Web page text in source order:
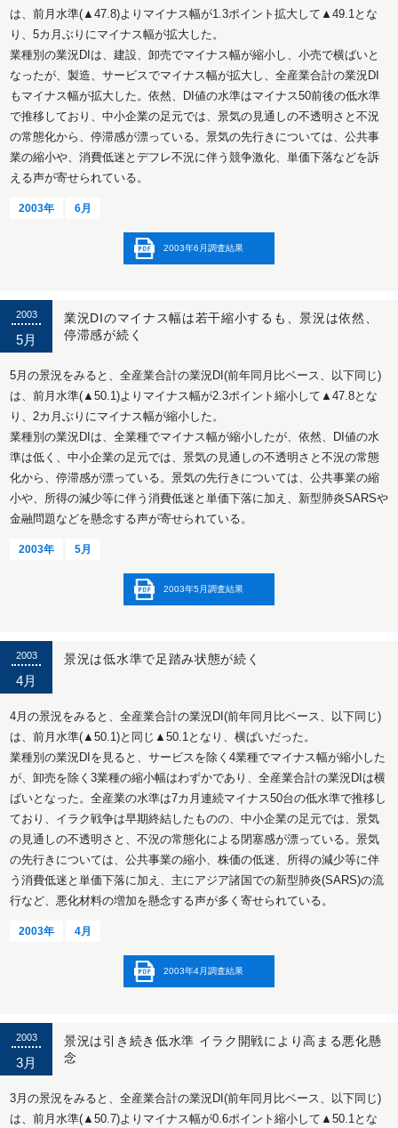
は、前月水準(▲47.8)よりマイナス幅が1.3ポイント拡大して▲49.1とな
り、5カ月ぶりにマイナス幅が拡大した。
業種別の業況DIは、建設、卸売でマイナス幅が縮小し、小売で横ばいと
なったが、製造、サービスでマイナス幅が拡大し、全産業合計の業況DI
もマイナス幅が拡大した。依然、DI値の水準はマイナス50前後の低水準
で推移しており、中小企業の足元では、景気の見通しの不透明さと不況
の常態化から、停滞感が漂っている。景気の先行きについては、公共事
業の縮小や、消費低迷とデフレ不況に伴う競争激化、単価下落などを訴
える声が寄せられている。
2003年 6月
2003年6月調査結果
2003
5月
業況DIのマイナス幅は若干縮小するも、景況は依然、
停滞感が続く
5月の景況をみると、全産業合計の業況DI(前年同月比ベース、以下同じ)
は、前月水準(▲50.1)よりマイナス幅が2.3ポイント縮小して▲47.8とな
り、2カ月ぶりにマイナス幅が縮小した。
業種別の業況DIは、全業種でマイナス幅が縮小したが、依然、DI値の水
準は低く、中小企業の足元では、景気の見通しの不透明さと不況の常態
化から、停滞感が漂っている。景気の先行きについては、公共事業の縮
小や、所得の減少等に伴う消費低迷と単価下落に加え、新型肺炎SARSや
金融問題などを懸念する声が寄せられている。
2003年 5月
2003年5月調査結果
2003
4月
景況は低水準で足踏み状態が続く
4月の景況をみると、全産業合計の業況DI(前年同月比ベース、以下同じ)
は、前月水準(▲50.1)と同じ▲50.1となり、横ばいだった。
業種別の業況DIを見ると、サービスを除く4業種でマイナス幅が縮小した
が、卸売を除く3業種の縮小幅はわずかであり、全産業合計の業況DIは横
ばいとなった。全産業の水準は7カ月連続マイナス50台の低水準で推移し
ており、イラク戦争は早期終結したものの、中小企業の足元では、景気
の見通しの不透明さと、不況の常態化による閉塞感が漂っている。景気
の先行きについては、公共事業の縮小、株価の低迷、所得の減少等に伴
う消費低迷と単価下落に加え、主にアジア諸国での新型肺炎(SARS)の流
行など、悪化材料の増加を懸念する声が多く寄せられている。
2003年 4月
2003年4月調査結果
2003
3月
景況は引き続き低水準 イラク開戦により高まる悪化懸
念
3月の景況をみると、全産業合計の業況DI(前年同月比ベース、以下同じ)
は、前月水準(▲50.7)よりマイナス幅が0.6ポイント縮小して▲50.1とな